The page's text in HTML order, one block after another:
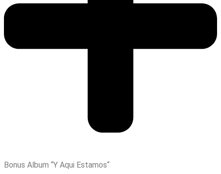
Bonus Album “Y Aqui Estamos“